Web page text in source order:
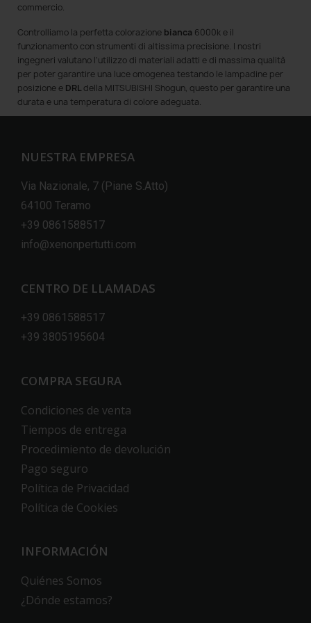
commercio.
Controlliamo la perfetta colorazione bianca 6000k e il
funzionamento con strumenti di altissima precisione. I nostri
ingegneri valutano l'utilizzo di materiali adatti e di massima qualità
per poter garantire una luce omogenea testando le lampadine per
posizione e DRL della MITSUBISHI Shogun, questo per garantire una
durata e una temperatura di colore adeguata.
NUESTRA EMPRESA
Via Nazionale, 7 (Piane S.Atto)
64100 Teramo
+39 0861588517
info@xenonpertutti.com
CENTRO DE LLAMADAS
+39 0861588517
+39 3805195604
COMPRA SEGURA
Condiciones de venta
Tiempos de entrega
Procedimiento de devolución
Pago seguro
Política de Privacidad
Política de Cookies
INFORMACIÓN
Quiénes Somos
¿Dónde estamos?